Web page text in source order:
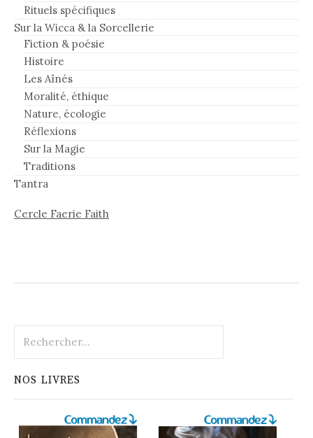
Rituels spécifiques
Sur la Wicca & la Sorcellerie
Fiction & poésie
Histoire
Les Aînés
Moralité, éthique
Nature, écologie
Réflexions
Sur la Magie
Traditions
Tantra
Cercle Faerie Faith
NOS LIVRES